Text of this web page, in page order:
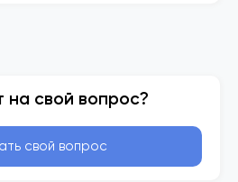
на свой вопрос?
свой вопрос